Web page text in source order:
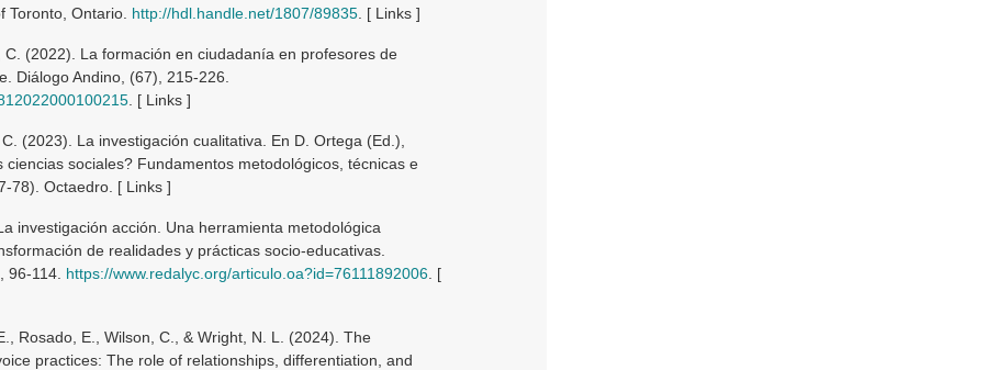
Toronto, Ontario. http://hdl.handle.net/1807/89835 . [ Links ]
C. (2022). La formación en ciudadanía en profesores de
Diálogo Andino, (67), 215-226.
. [ Links ]
(2023). La investigación cualitativa. En D. Ortega (Ed.),
sociales? Fundamentos metodológicos, técnicas e
78). Octaedro. [ Links ]
investigación acción. Una herramienta metodológica
de realidades y prácticas socio-educativas.
96-114. https://www.redalyc.org/articulo.oa?id=76111892006 . [
Rosado, E., Wilson, C., & Wright, N. L. (2024). The
practices: The role of relationships, differentiation, and